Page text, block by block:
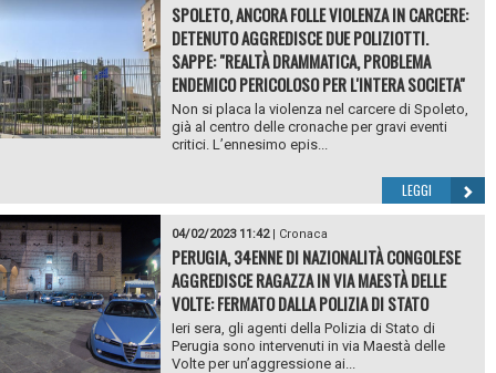
SPOLETO, ANCORA FOLLE VIOLENZA IN CARCERE:
DETENUTO AGGREDISCE DUE POLIZIOTTI.
SAPPE: "REALTÀ DRAMMATICA, PROBLEMA
ENDEMICO PERICOLOSO PER L'INTERA SOCIETA"
Non si placa la violenza nel carcere di Spoleto,
già al centro delle cronache per gravi eventi
critici. L’ennesimo epis...
LEGGI
04/02/2023 11:42| Cronaca
PERUGIA, 34ENNE DI NAZIONALITÀ CONGOLESE
AGGREDISCE RAGAZZA IN VIA MAESTÀ DELLE
VOLTE: FERMATO DALLA POLIZIA DI STATO
Ieri sera, gli agenti della Polizia di Stato di
Perugia sono intervenuti in via Maestà delle
Volte per un’aggressione ai...